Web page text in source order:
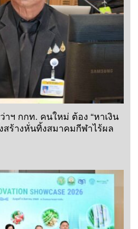
าฯ กกท. คนใหม่ ต้อง “หาเงิน
สร้างหั่นทิ้งสมาคมกีฬาไร้ผล